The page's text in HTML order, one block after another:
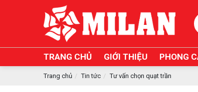
TRANG CHỦ GIỚI THIỆU PHONG
Trang chủ Tin tức Tư vấn chọn quạt trần